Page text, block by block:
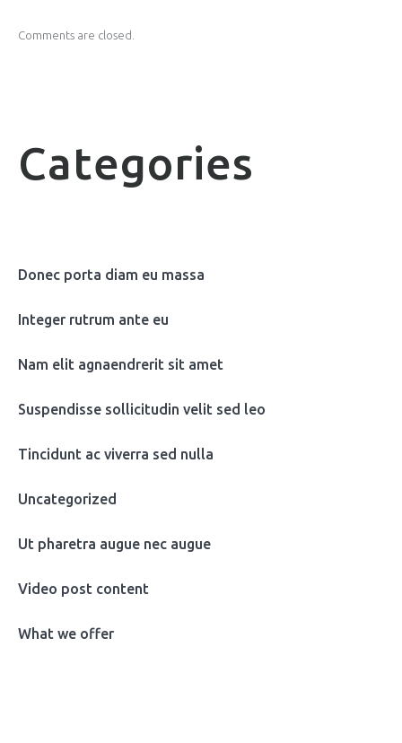
Comments are closed.
Categories
Donec porta diam eu massa
Integer rutrum ante eu
Nam elit agnaendrerit sit amet
Suspendisse sollicitudin velit sed leo
Tincidunt ac viverra sed nulla
Uncategorized
Ut pharetra augue nec augue
Video post content
What we offer